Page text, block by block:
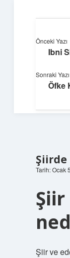
Şiirde
Tarih: Ocak
Şiir ve
Önceki Yazı
Ibni
Sonraki Yazı
Öfke